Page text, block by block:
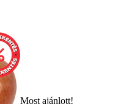
Most ajánlott!